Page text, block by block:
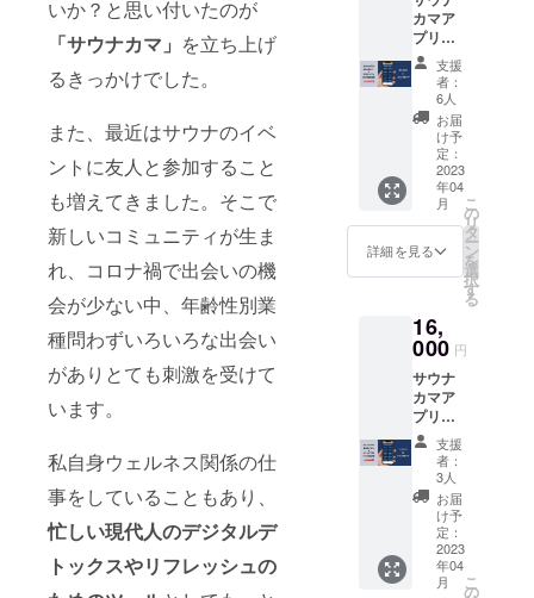
いか？と思い付いたのが
「サウナカマ」 を立ち上げ
るきっかけでした。
また、最近はサウナのイベ
ントに友人と参加すること
も増えてきました。そこで
新しいコミュニティが生ま
れ、コロナ禍で出会いの機
会が少ない中、年齢性別業
種問わずいろいろな出会い
がありとても刺激を受けて
います。
私自身ウェルネス関係の仕
事をしていることもあり、
忙しい現代人のデジタルデ
トックスやリフレッシュの
トの時
間は変
わりま
せん。
※店舗ま
での交
通費は
別途必
要とな
りま
す。 ※
下記の
使用で
きま
麦酒場
「恵比
寿サウ
ナー」
〒150-
0021 東
京都渋
谷区恵
比寿西
1-21-5
west21
ンジ内
にて注
文）
・＋サ
ウナカ
マアプ
リVIP年
間会員
権をご
希望の
方は、
【BSC
間会員
権グ
3,000
円】の
支援も
お申込
みくだ
さい。
をご持
参くだ
さい。
（レン
タルあ
¥500）
・食事
はもん
じゃ焼
き＋ア
ラカル
になり
ます。
・ドリ
別料金
です。
（ラウ
ンジ内
にて注
文）
・＋サ
ウナカ
マアプ
リVIP年
間会員
権をご
希望の
方は、
17:00
薪サウ
ナ＆浅
草もん
じゃ鉄
板焼き
・10名
までの
定員に
なりま
す。
・完全
貸切の
なりま
す。
をご持
参くだ
さい。
（レン
タルあ
¥500）
・食事
はもん
じゃ焼
き＋ア
収録時
間は４
時間ほ
どを予
定して
おりま
す。 ※
撮影日
程は、
2023年
6月〜9
月まで
に予定
メール
にて皆
さまの
スケ
ジュー
ルに合
わせて
調整さ
せてい
ただき
ます。
※撮影場
所は奥
多摩方
面の檜
カマア
プリ個
人スポ
ンサー
＋サウ
ナカマ
アプリ
BSC年
間会員
ナカマ
アプリ
個人ス
ポン
サーに
権利で
す。 サ
ウナカ
マアプ
リ内に
支援者
として
お名前
を掲載
させて
いただ
きま
す。 ※
掲載期
間は
支援
者：
6人
お届
け予
定：
2023
年04
月
詳細を見る
こ
の
リ
タ
ー
ン
を
選
択
す
る
16,
000 円
サウナ
カマア
プリ個
人スポ
ンサー
＋サウ
ナカマ
アプリ
VIP年間
会員権
サウナ
カマア
支援
者：
3人
お届
け予
定：
2023
年04
月
こ
の